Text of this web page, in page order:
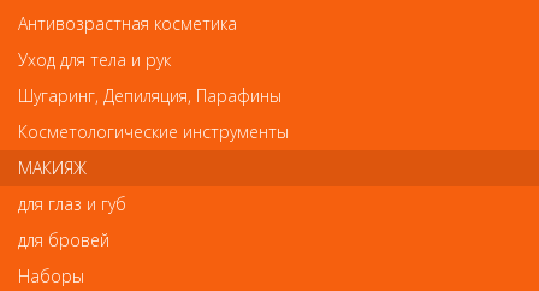
Щипцы для завивки волос Ermila 4430-0041 Curlissima имеют
керамическое покрытие, благодаря которому происходит
равномерное распределенияе тепла и бережная завивка
волос. Кнопочный регулятор температуры и цифровой дисплей
с голубой подсветкой.
Тип: профессиональные щипцы для завивки волос Ermila
Type 4430 EL/3
Диаметр: 25 мм
Терморегулятор: есть, 4 цифровых положения (тонкие,
нормальные, густые и вьющиеся волосы)
Режимы работы: от 120 до 200°C
Антивозрастная косметика
Уход для тела и рук
Шугаринг, Депиляция, Парафины
Косметологические инструменты
МАКИЯЖ
для глаз и губ
для бровей
Наборы